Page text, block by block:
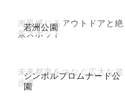
若洲公園
海風感じるアウトドアと絶
景スポット
シンボルプロムナード公
園
未来都市をつなぐ広大な遊
歩道